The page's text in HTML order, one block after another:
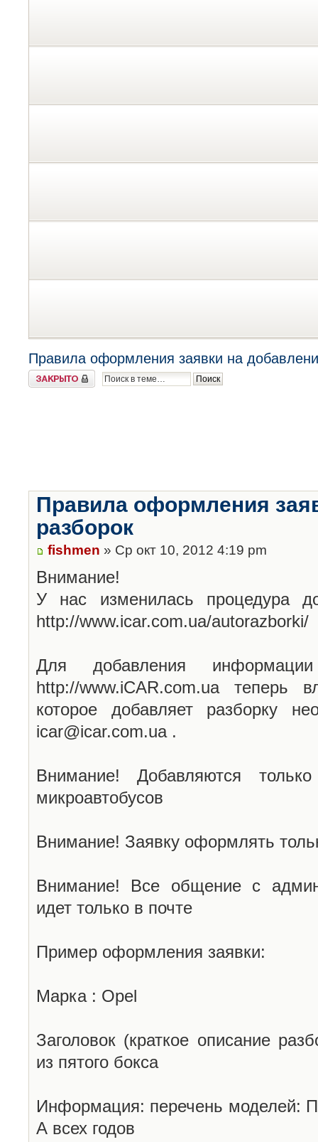
Правила оформления заявки на
Закрыто
Правила оформления
разборок
fishmen » Ср окт 10, 2012 4:19 pm
Внимание!
У нас изменилась процедура
http://www.icar.com.ua/autorazborki/
Для добавления
http://www.iCAR.com.ua теперь
которое добавляет разборку
icar@icar.com.ua .
Внимание! Добавляются
микроавтобусов
Внимание! Заявку оформлять
Внимание! Все общение с
идет только в почте
Пример оформления заявки:
Марка : Opel
Заголовок (краткое описание
из пятого бокса
Информация: перечень моделей:
А всех годов